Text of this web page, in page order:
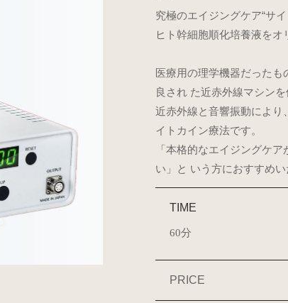
究極のエイジングケア“サ
ヒト幹細胞順化培養液をオ
医療用の理学機器だった
良され た近赤外線マシン
近赤外線と音響振動により
イトカイン療法です。
「本格的なエイジングケ
い」と いう方におすすめ
TIME
60分
PRICE